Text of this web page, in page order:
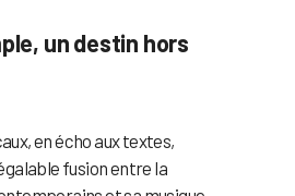
un destin hors
en écho aux textes,
fusion entre la